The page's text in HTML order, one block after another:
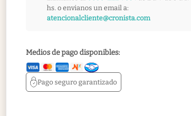
hs. o envianos un email a:
atencionalcliente@cronista.com
Medios de pago disponibles:
Pago segurogarantizado